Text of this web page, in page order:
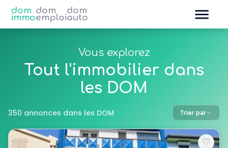
dom
immo
dom
emploi
dom
auto
Vous explorez
Tout l'immobilier dans
les DOM
350 annonces dans les DOM Trier par
♡